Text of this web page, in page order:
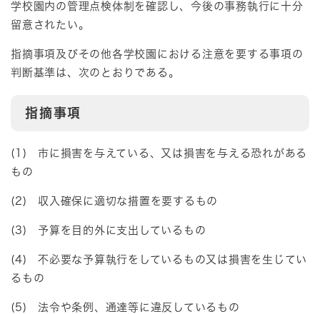
学校園内の管理点検体制を確認し、今後の事務執行に十分
留意されたい。
指摘事項及びその他各学校園における注意を要する事項の
判断基準は、次のとおりである。
指摘事項
(1) 市に損害を与えている、又は損害を与える恐れがある
もの
(2) 収入確保に適切な措置を要するもの
(3) 予算を目的外に支出しているもの
(4) 不必要な予算執行をしているもの又は損害を生じてい
るもの
(5) 法令や条例、通達等に違反しているもの